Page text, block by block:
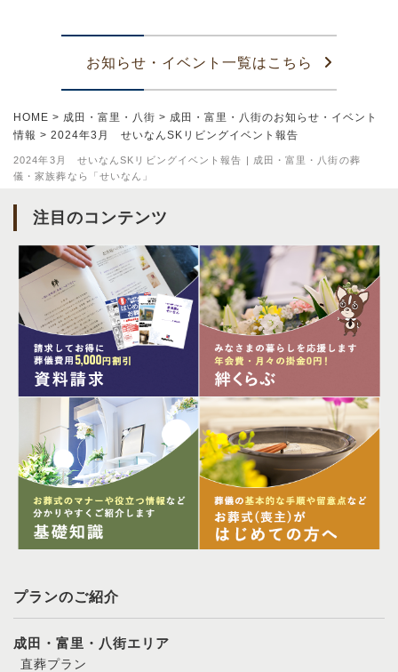
2024年3月 せいなんSKリビングイベント報告 | 成田・富里・八街の葬
儀・家族葬なら「せいなん」
お知らせ・イベント一覧はこちら
HOME > 成田・富里・八街 > 成田・富里・八街のお知らせ・イベント
情報 > 2024年3月 せいなんSKリビングイベント報告
注目のコンテンツ
プランのご紹介
成田・富里・八街エリア
直葬プラン